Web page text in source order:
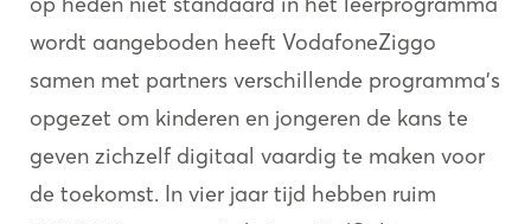
wordt aangeboden heeft VodafoneZiggo
samen met partners verschillende programma's
opgezet om kinderen en jongeren de kans te
geven zichzelf digitaal vaardig te maken voor
de toekomst. In vier jaar tijd hebben ruim